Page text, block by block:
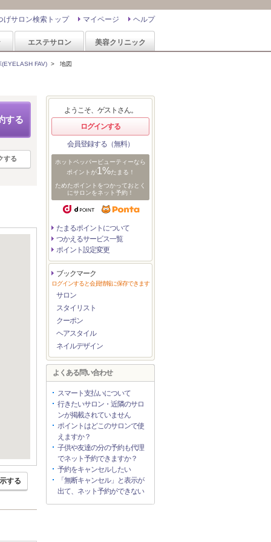
ヘルプ
マイページ
げサロン検索トップ
エステサロン 美容クリニック
(EYELASH FAV) > 地図
する
する
する
ようこそ、ゲストさん。
ログインする
会員登録する（無料）
ホットペッパービューティーなら
ポイントが1%たまる！
ためたポイントをつかっておとく
にサロンをネット予約！
たまるポイントについて
つかえるサービス一覧
ポイント設定変更
ブックマーク
ログインすると会員情報に保存できます
サロン
スタイリスト
クーポン
ヘアスタイル
ネイルデザイン
よくある問い合わせ
スマート支払いについて
行きたいサロン・近隣のサロ
ンが掲載されていません
ポイントはどこのサロンで使
えますか？
子供や友達の分の予約も代理
でネット予約できますか？
予約をキャンセルしたい
「無断キャンセル」と表示が
出て、ネット予約ができない